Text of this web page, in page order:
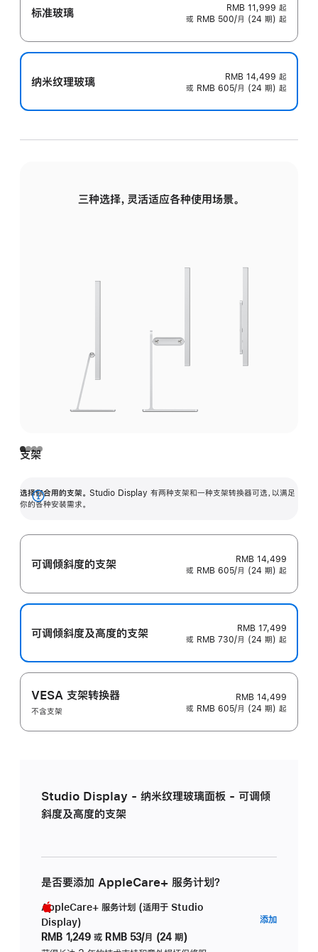
标准玻璃 RMB 11,999 起
或 RMB 500/月 (24 期) 起
纳米纹理玻璃 RMB 14,499 起
或 RMB 605/月 (24 期) 起
三种选择，灵活适应各种使用场景。
支架
选择你合用的支架。 Studio Display 有两种支架和一种支架转换器可选，以满足
你的各种安装需求。
展
可调倾斜度的支架
RMB 14,499
或 RMB 605/月 (24 期) 起
可调倾斜度及高‍度的支‍架
RMB 17,499
或 RMB 730/月 (24 期) 起
VESA 支架转换器
不含支架
RMB 14,499
或 RMB 605/月 (24 期) 起
Studio Display - 纳米纹理玻璃面板 - 可调倾
斜度及高度的支架
是否要添加 AppleCare+ 服务计划？
AppleCare+ 服务计划 (适用于 Studio
Display)
RMB 1,249 或 RMB 53/月 (24 期)
添加